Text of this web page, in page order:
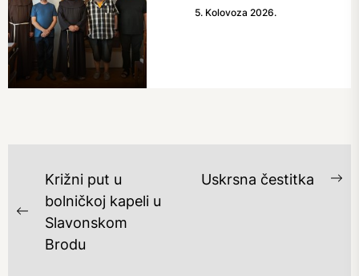
5. Kolovoza 2026.
NAVIGACIJA
OBJAVA
Previous
post:
Križni put u
bolničkoj kapeli u
Slavonskom
Brodu
Uskrsna čestitka